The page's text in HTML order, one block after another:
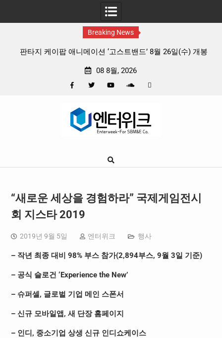
Breaking News
판타지 케이팝 애니메이션 ‘고스트밴드’ 8월 26일(수) 개봉
08 8월, 2026
Google
“새로운 세상을 경험하라” 국제게임전시
회 지스타 2019
2019년 9월 5일 엔터위크 행사
– 작년 최종 대비 98% 부스 참가(2,894부스, 9월 3일 기준)
– 공식 슬로건 ‘Experience the New’
– 슈퍼셀, 글로벌 기업 메인 스폰서
– 신규 모바일앱, 새 단장 홈페이지
– 인디, 중소기업 상생 신규 인디쇼케이스